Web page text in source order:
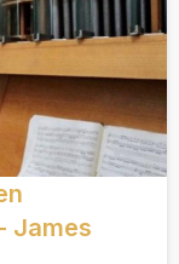
James